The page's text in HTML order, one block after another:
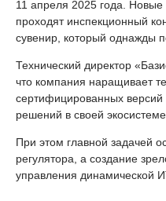
11 апреля 2025 года.
проходят инспекционный
сувенир, который однажды
Технический директор
что компания наращивает
сертифицированных версий
решений в своей экосистеме.
При этом главной задачей
регулятора, а создание
управления динамической